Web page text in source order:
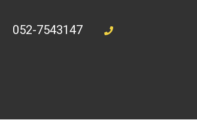
052-7543147